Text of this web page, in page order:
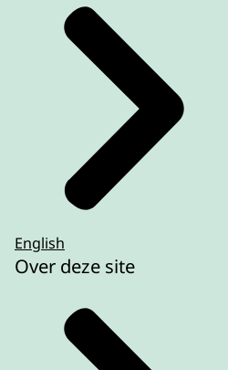
English
Over deze site